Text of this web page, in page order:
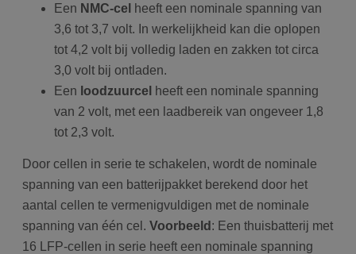
Een NMC-cel heeft een nominale spanning van
3,6 tot 3,7 volt. In werkelijkheid kan die oplopen
tot 4,2 volt bij volledig laden en zakken tot circa
3,0 volt bij ontladen.
Een loodzuurcel heeft een nominale spanning
van 2 volt, met een laadbereik van ongeveer 1,8
tot 2,3 volt.
Door cellen in serie te schakelen, wordt de nominale
spanning van een batterijpakket berekend door het
aantal cellen te vermenigvuldigen met de nominale
spanning van één cel. Voorbeeld : Een thuisbatterij met
16 LFP-cellen in serie heeft een nominale spanning